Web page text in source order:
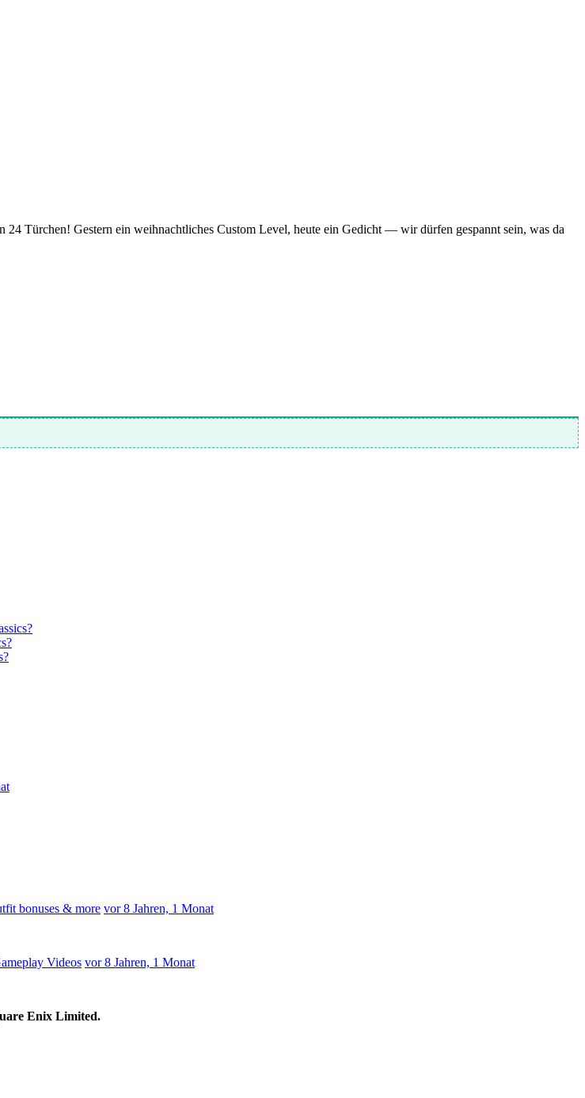
Türchen! Gestern ein weihnachtliches Custom Level, heute ein Gedicht — wir dürfen gespannt sein, was da
bonuses & more vor 8 Jahren, 1 Monat
Videos vor 8 Jahren, 1 Monat
Enix Limited.